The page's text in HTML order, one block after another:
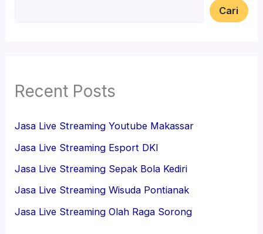
Cari
Recent Posts
Jasa Live Streaming Youtube Makassar
Jasa Live Streaming Esport DKI
Jasa Live Streaming Sepak Bola Kediri
Jasa Live Streaming Wisuda Pontianak
Jasa Live Streaming Olah Raga Sorong